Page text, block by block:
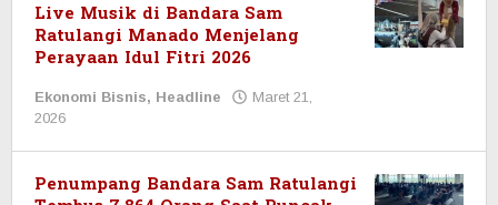
Live Musik di Bandara Sam
Ratulangi Manado Menjelang
Perayaan Idul Fitri 2026
Ekonomi Bisnis, Headline
Maret 21,
2026
Penumpang Bandara Sam Ratulangi